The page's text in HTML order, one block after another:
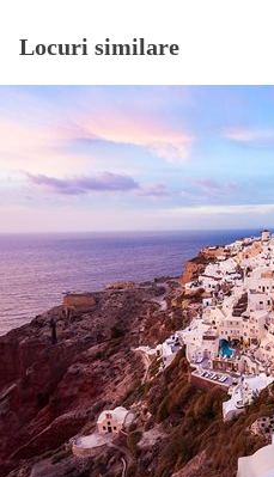
Locuri similare